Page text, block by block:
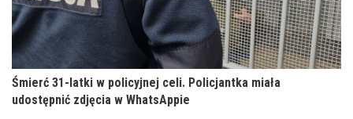
Śmierć 31-latki w policyjnej celi. Policjantka miała
udostępnić zdjęcia w WhatsAppie